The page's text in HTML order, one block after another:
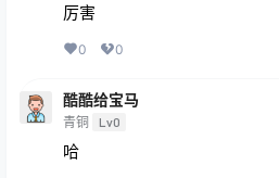
厉害
0 0
酷酷给宝马
青铜 Lv0
哈